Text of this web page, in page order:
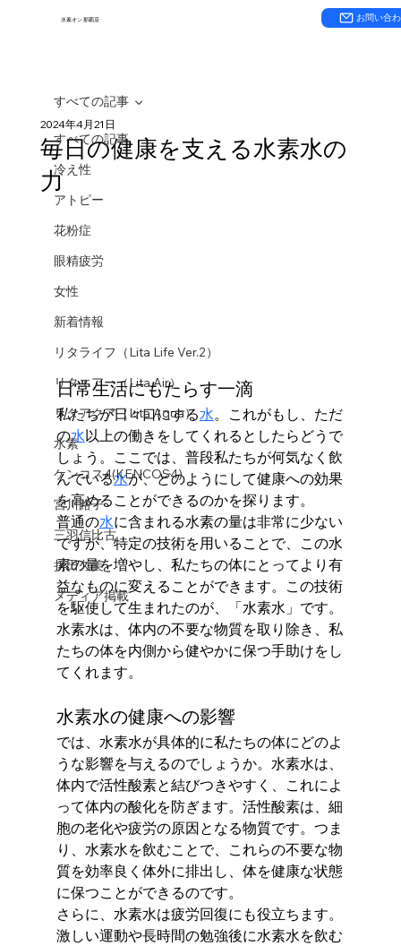
水素オン 那覇店 お問い合
すべての記事
冷え性
アトピー
花粉症
眼精疲労
女性
新着情報
リタライフ（Lita Life Ver.2）
リタエアー（Lita Air）
リタアクア（Lita Aqua）
水素
ケンコス4(KENCOS4)
宮川路子
三羽信比古
折田久美
メディア掲載
すべての記事
毎日の健康を支える水素水の
力
2024年4月21日
日常生活にもたらす一滴
私たちが日々口にする水。これがもし、ただ
の水以上の働きをしてくれるとしたらどうで
しょう。ここでは、普段私たちが何気なく飲
んでいる水が、どのようにして健康への効果
を高めることができるのかを探ります。
普通の水に含まれる水素の量は非常に少ない
ですが、特定の技術を用いることで、この水
素の量を増やし、私たちの体にとってより有
益なものに変えることができます。この技術
を駆使して生まれたのが、「水素水」です。
水素水は、体内の不要な物質を取り除き、私
たちの体を内側から健やかに保つ手助けをし
てくれます。
水素水の健康への影響
では、水素水が具体的に私たちの体にどのよ
うな影響を与えるのでしょうか。水素水は、
体内で活性酸素と結びつきやすく、これによ
って体内の酸化を防ぎます。活性酸素は、細
胞の老化や疲労の原因となる物質です。つま
り、水素水を飲むことで、これらの不要な物
質を効率良く体外に排出し、体を健康な状態
に保つことができるのです。
さらに、水素水は疲労回復にも役立ちます。
激しい運動や長時間の勉強後に水素水を飲む